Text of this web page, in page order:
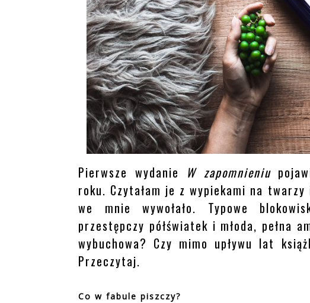
Pierwsze wydanie W zapomnieniu
roku. Czytałam je z wypiekami na
we mnie wywołało. Typowe
przestępczy półświatek i młoda, pełna
wybuchowa? Czy mimo upływu lat
Przeczytaj.
Co w fabule piszczy?